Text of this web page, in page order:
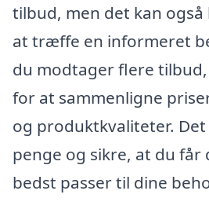
tilbud, men det kan
at træffe en informeret
du modtager flere
for at sammenligne
og produktkvaliteter. Det
penge og sikre, at du får
bedst passer til dine